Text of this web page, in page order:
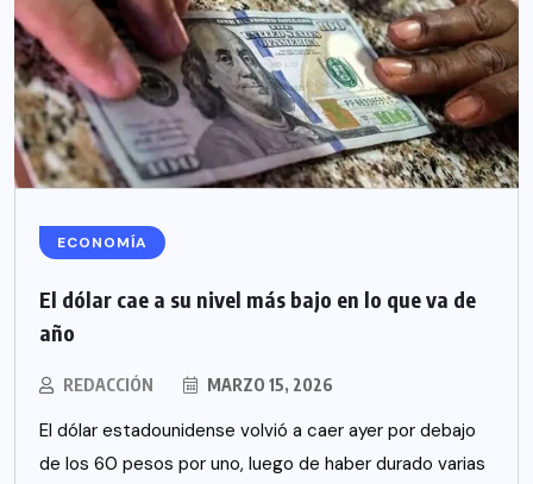
ECONOMÍA
El dólar cae a su nivel más bajo en lo que va de
año
REDACCIÓN MARZO 15, 2026
El dólar estadounidense volvió a caer ayer por debajo
de los 60 pesos por uno, luego de haber durado varias